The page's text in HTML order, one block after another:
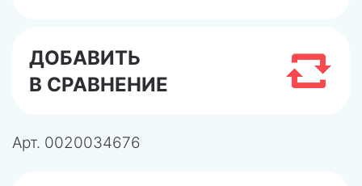
ДОБАВИТЬ
В СРАВНЕНИЕ
Арт. 0020034676